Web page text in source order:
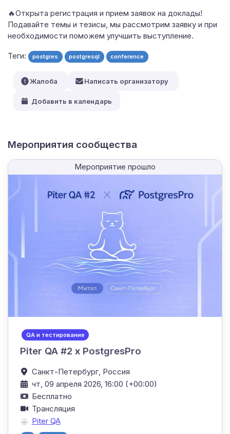
🔥Открыта регистрация и прием заявок на доклады!
Подавайте темы и тезисы, мы рассмотрим заявку и при
необходимости поможем улучшить выступление.
Теги: postgres postgresql conference
Жалоба Написать организатору
Добавить в календарь
Мероприятия сообщества
Мероприятие прошло
QA и тестирование
Piter QA #2 x PostgresPro
Санкт-Петербург, Россия
чт, 09 апреля 2026, 16:00 (+00:00)
Бесплатно
Трансляция
Piter QA